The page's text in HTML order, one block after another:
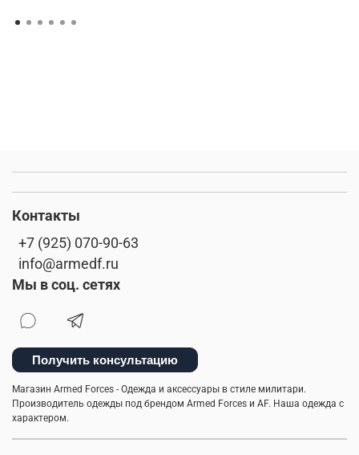
Контакты
+7 (925) 070-90-63
info@armedf.ru
Мы в соц. сетях
Получить консультацию
Магазин Armed Forces - Одежда и аксессуары в стиле милитари.
Производитель одежды под брендом Armed Forces и AF. Наша одежда с
характером.